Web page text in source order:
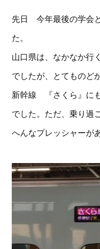
先日 今年最後の学会
た。
山口県は、なかなか行
でしたが、とてものど
新幹線 『さくら』に
でした。ただ、乗り過
へんなプレッシャーが